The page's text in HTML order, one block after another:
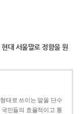
대 서울말로 정함을 원
태로 쓰이는 말을 단수
민들의 효율적이고 통